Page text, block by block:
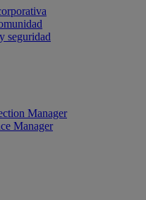
seguridad
Manager
Manager